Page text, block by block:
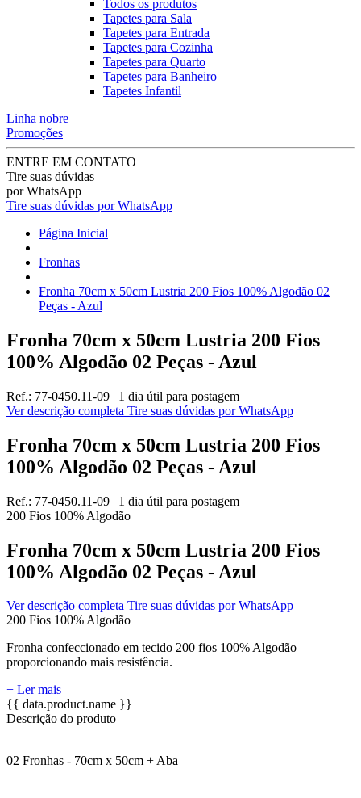
Todos os produtos
Tapetes para Sala
Tapetes para Entrada
Tapetes para Cozinha
Tapetes para Quarto
Tapetes para Banheiro
Tapetes Infantil
Linha nobre
Promoções
ENTRE EM CONTATO
Tire suas dúvidas
por WhatsApp
Tire suas dúvidas por WhatsApp
Página Inicial
Fronhas
Fronha 70cm x 50cm Lustria 200 Fios 100% Algodão 02
Peças - Azul
Fronha 70cm x 50cm Lustria 200 Fios
100% Algodão 02 Peças - Azul
Ref.: 77-0450.11-09 | 1 dia útil para postagem
Ver descrição completa Tire suas dúvidas por WhatsApp
Fronha 70cm x 50cm Lustria 200 Fios
100% Algodão 02 Peças - Azul
Ref.: 77-0450.11-09 | 1 dia útil para postagem
200 Fios 100% Algodão
Fronha 70cm x 50cm Lustria 200 Fios
100% Algodão 02 Peças - Azul
Ver descrição completa Tire suas dúvidas por WhatsApp
200 Fios 100% Algodão
Fronha confeccionado em tecido 200 fios 100% Algodão
proporcionando mais resistência.
+ Ler mais
{{ data.product.name }}
Descrição do produto
02 Fronhas - 70cm x 50cm + Aba